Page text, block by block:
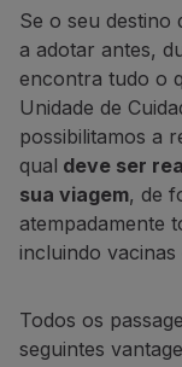
A bordo
Voar em
Voar em
Voar em
Refeições a
Entretenimento
Wi-Fi
Gerir reserva
Gestão da
Fatura online
TAP Vouchers
Se o seu destino
a adotar antes,
encontra tudo o
Unidade de
possibilitamos a
qual deve ser
sua viagem, de
atempadamente
incluindo vacinas
Todos os
seguintes